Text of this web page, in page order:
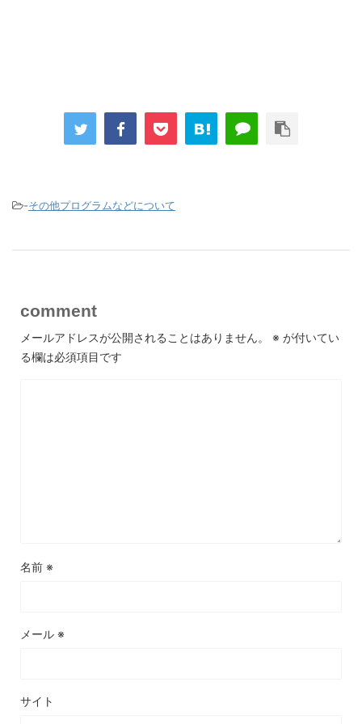
-その他プログラムなどについて
comment
メールアドレスが公開されることはありません。 ※ が付いてい
る欄は必須項目です
名前 ※
メール ※
サイト